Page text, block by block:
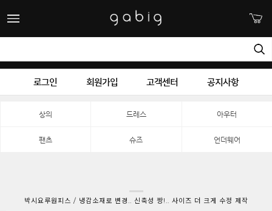
로그인 회원가입 고객센터 공지사항
상의 드레스 아우터
팬츠 슈즈 언더웨어
박시요루원피스 / 냉감소재로 변경.. 신축성 짱!.. 사이즈 더 크게 수정 제작